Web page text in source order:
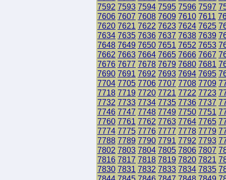
7592 7593 7594 7595 7596 7597
7606 7607 7608 7609 7610 7611
7620 7621 7622 7623 7624 7625
7634 7635 7636 7637 7638 7639
7648 7649 7650 7651 7652 7653
7662 7663 7664 7665 7666 7667
7676 7677 7678 7679 7680 7681
7690 7691 7692 7693 7694 7695
7704 7705 7706 7707 7708 7709
7718 7719 7720 7721 7722 7723
7732 7733 7734 7735 7736 7737
7746 7747 7748 7749 7750 7751
7760 7761 7762 7763 7764 7765
7774 7775 7776 7777 7778 7779
7788 7789 7790 7791 7792 7793
7802 7803 7804 7805 7806 7807
7816 7817 7818 7819 7820 7821
7830 7831 7832 7833 7834 7835